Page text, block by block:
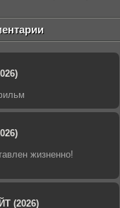
жизненно!
(2026)